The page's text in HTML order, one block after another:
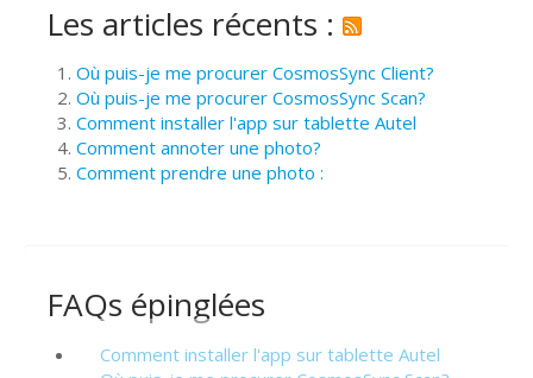
Les articles récents :
Où puis-je me procurer CosmosSync Client?
Où puis-je me procurer CosmosSync Scan?
Comment installer l'app sur tablette Autel
Comment annoter une photo?
Comment prendre une photo :
FAQs épinglées
Comment installer l'app sur tablette Autel